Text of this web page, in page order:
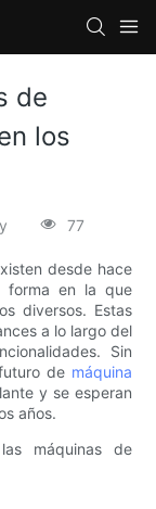
de
los
77
desde hace
forma en la que
diversos. Estas
a lo largo del
Sin
de máquina
y se esperan
años.
máquinas de